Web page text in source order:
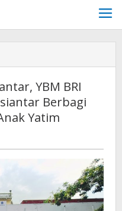
YBM BRI
Berbagi
Yatim